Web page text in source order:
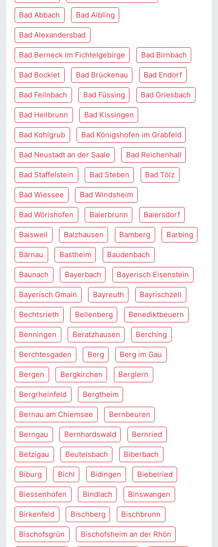
Bad Abbach Bad Aibling
Bad Alexandersbad
Bad Berneck im Fichtelgebirge Bad Birnbach
Bad Bocklet Bad Brückenau Bad Endorf
Bad Feilnbach Bad Füssing Bad Griesbach
Bad Heilbrunn Bad Kissingen
Bad Kohlgrub Bad Königshofen im Grabfeld
Bad Neustadt an der Saale Bad Reichenhall
Bad Staffelstein Bad Steben Bad Tölz
Bad Wiessee Bad Windsheim
Bad Wörishofen Baierbrunn Baiersdorf
Baisweil Balzhausen Bamberg Barbing
Bärnau Bastheim Baudenbach
Baunach Bayerbach Bayerisch Eisenstein
Bayerisch Gmain Bayreuth Bayrischzell
Bechtsrieth Bellenberg Benediktbeuern
Benningen Beratzhausen Berching
Berchtesgaden Berg Berg im Gau
Bergen Bergkirchen Berglern
Bergrheinfeld Bergtheim
Bernau am Chiemsee Bernbeuren
Berngau Bernhardswald Bernried
Betzigau Beutelsbach Biberbach
Biburg Bichl Bidingen Biebelried
Biessenhofen Bindlach Binswangen
Birkenfeld Bischberg Bischbrunn
Bischofsgrün Bischofsheim an der Rhön